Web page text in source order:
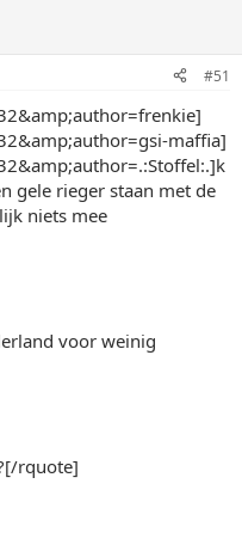
#51
maffia]
gele rieger staan met de
niets mee
voor weinig
rquote]